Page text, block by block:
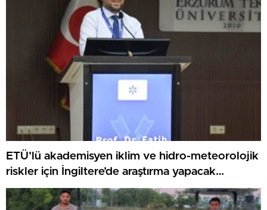
ETÜ’lü akademisyen iklim ve hidro-meteorolojik
riskler için İngiltere’de araştırma yapacak…